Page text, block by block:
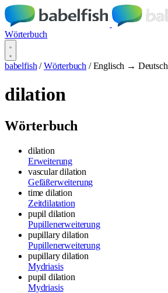
Wörterbuch
babelfish / Wörterbuch / Englisch → Deutsch
dilation
Wörterbuch
dilation
Erweiterung
vascular dilation
Gefäßerweiterung
time dilation
Zeitdilatation
pupil dilation
Pupillenerweiterung
pupillary dilation
Pupillenerweiterung
pupillary dilation
Mydriasis
pupil dilation
Mydriasis